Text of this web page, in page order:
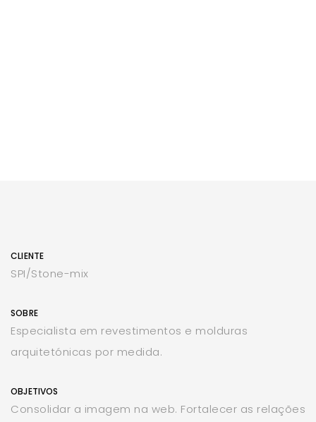
CLIENTE
SPI/Stone-mix
SOBRE
Especialista em revestimentos e molduras
arquitetónicas por medida.
OBJETIVOS
Consolidar a imagem na web. Fortalecer as relações